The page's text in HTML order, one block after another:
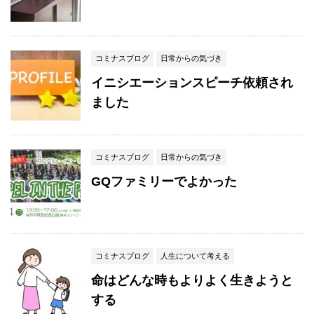
コミナスブログ 日常からの気づき
イニシエーションスピーチ依頼され
ました
コミナスブログ 日常からの気づき
GQファミリーでよかった
コミナスブログ 人生について考える
命はどんな時もよりよく生きようと
する